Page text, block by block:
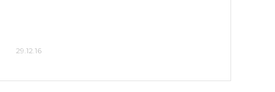
29.12.16